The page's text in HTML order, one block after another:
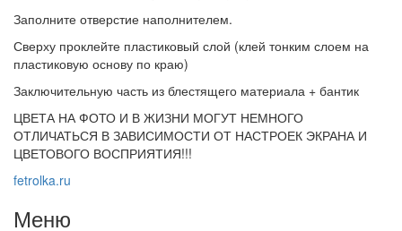
Заполните отверстие наполнителем.
Сверху проклейте пластиковый слой (клей тонким слоем на
пластиковую основу по краю)
Заключительную часть из блестящего материала + бантик
ЦВЕТА НА ФОТО И В ЖИЗНИ МОГУТ НЕМНОГО
ОТЛИЧАТЬСЯ В ЗАВИСИМОСТИ ОТ НАСТРОЕК ЭКРАНА И
ЦВЕТОВОГО ВОСПРИЯТИЯ!!!
fetrolka.ru
Меню